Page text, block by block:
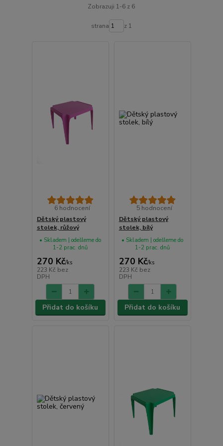
Zobrazuji 1-6 z 6
strana z 1
6 hodnocení
Dětský plastový
stolek, růžový
270 Kč/ks
223 Kč bez
DPH
• Skladem | odešleme do
1-2 prac. dnů
Přidat do košíku
5 hodnocení
Dětský plastový
stolek, bílý
270 Kč/ks
223 Kč bez
DPH
• Skladem | odešleme do
1-2 prac. dnů
Přidat do košíku